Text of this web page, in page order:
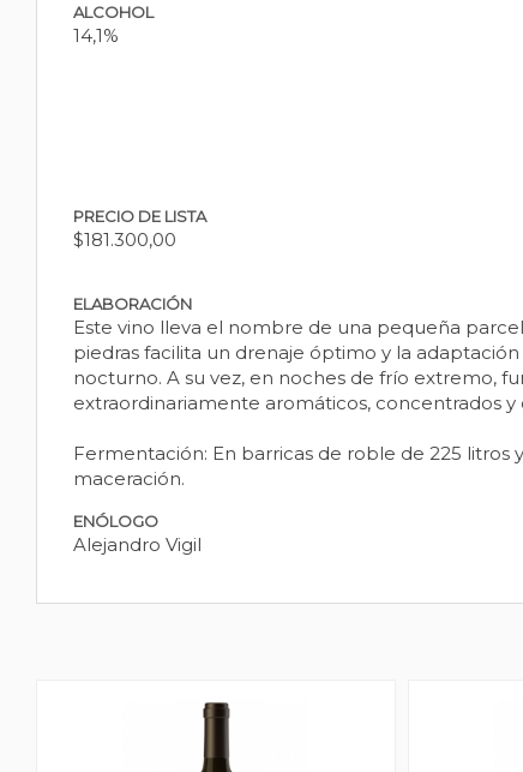
ALCOHOL
14,1%
PRECIO DE LISTA
$181.300,00
ELABORACIÓN
Este vino lleva el nombre de una pequeña
piedras facilita un drenaje óptimo y la
nocturno. A su vez, en noches de frío extremo,
extraordinariamente aromáticos, concentrados
Fermentación: En barricas de roble de 225 litros
maceración.
ENÓLOGO
Alejandro Vigil